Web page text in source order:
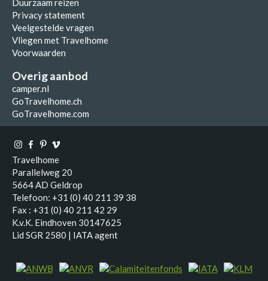
Duurzaam reizen
Privacy statement
Veelgestelde vragen
Vliegen met Travelhome
Voorwaarden
Overig aanbod
camper.nl
GoTravelhome.ch
GoTravelhome.com
Travelhome
Parallelweg 20
5664 AD Geldrop
Telefoon: +31 (0) 40 211 39 38
Fax : +31 (0) 40 211 42 29
K.v.K. Eindhoven 30147625
Lid SGR 2580 | IATA agent